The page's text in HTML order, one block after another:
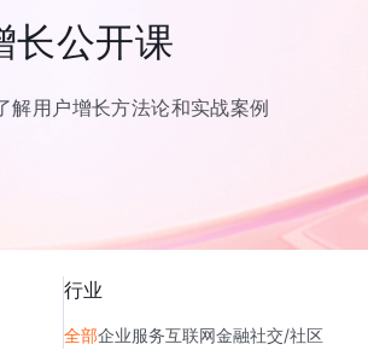
长公开课
解用户增长方法论和实战案例
行业
全部企业服务互联网金融社交/社区